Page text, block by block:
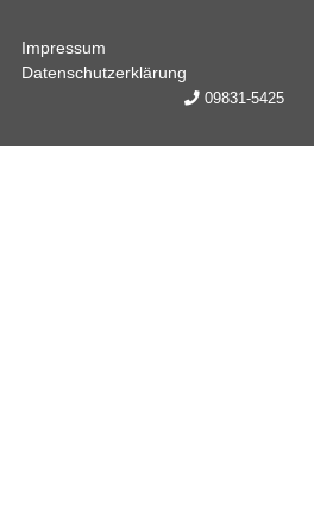
Impressum
Datenschutzerklärung
09831-5425